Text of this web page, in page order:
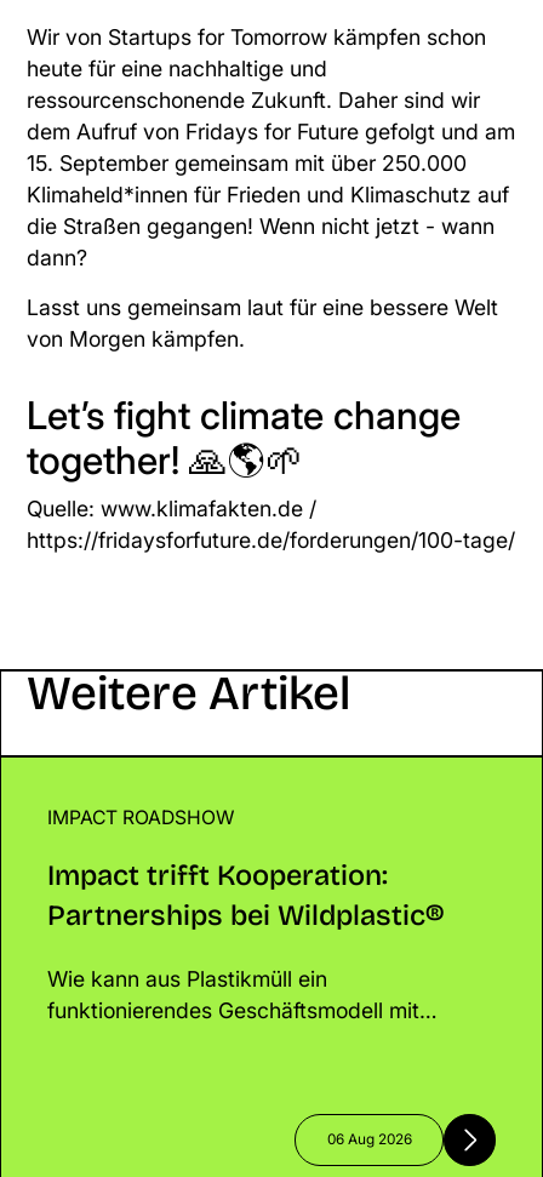
Wir von Startups for Tomorrow kämpfen schon
heute für eine nachhaltige und
ressourcenschonende Zukunft. Daher sind wir
dem Aufruf von Fridays for Future gefolgt und am
15. September gemeinsam mit über 250.000
Klimaheld*innen für Frieden und Klimaschutz auf
die Straßen gegangen! Wenn nicht jetzt - wann
dann?
Lasst uns gemeinsam laut für eine bessere Welt
von Morgen kämpfen.
Let’s fight climate change
together! 🙏🌎🌱
Quelle:www.klimafakten.de /
https://fridaysforfuture.de/forderungen/100-tage/
Weitere Artikel
IMPACT ROADSHOW
Impact trifft Kooperation:
Partnerships bei Wildplastic®
Wie kann aus Plastikmüll ein
funktionierendes Geschäftsmodell mit
sprach über Kreislaufwirtschaft, nachhaltige
Verpackungslösungen und die
06 Aug 2026
Impact trifft Kooperation: Partnerships bei